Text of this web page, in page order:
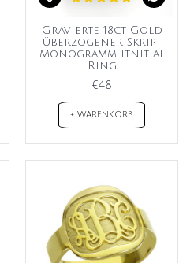
Gravierte 18ct Gold
überzogener Skript
Monogramm Itnitial
Ring
€48
+ WARENKORB